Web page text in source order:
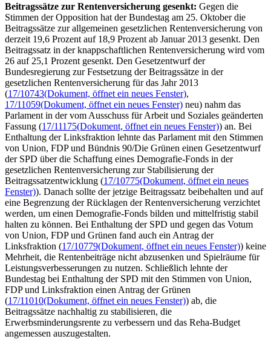
Beitragssätze zur Rentenversicherung gesenkt: Gegen die
Stimmen der Opposition hat der Bundestag am 25. Oktober die
Beitragssätze zur allgemeinen gesetzlichen Rentenversicherung von
derzeit 19,6 Prozent auf 18,9 Prozent ab Januar 2013 gesenkt. Den
Beitragssatz in der knappschaftlichen Rentenversicherung wird vom
26 auf 25,1 Prozent gesenkt. Den Gesetzentwurf der
Bundesregierung zur Festsetzung der Beitragssätze in der
gesetzlichen Rentenversicherung für das Jahr 2013
(17/10743(Dokument, öffnet ein neues Fenster),
17/11059(Dokument, öffnet ein neues Fenster) neu) nahm das
Parlament in der vom Ausschuss für Arbeit und Soziales geänderten
Fassung (17/11175(Dokument, öffnet ein neues Fenster)) an. Bei
Enthaltung der Linksfraktion lehnte das Parlament mit den Stimmen
von Union, FDP und Bündnis 90/Die Grünen einen Gesetzentwurf
der SPD über die Schaffung eines Demografie-Fonds in der
gesetzlichen Rentenversicherung zur Stabilisierung der
Beitragssatzentwicklung (17/10775(Dokument, öffnet ein neues
Fenster)). Danach sollte der jetzige Beitragssatz beibehalten und auf
eine Begrenzung der Rücklagen der Rentenversicherung verzichtet
werden, um einen Demografie-Fonds bilden und mittelfristig stabil
halten zu können. Bei Enthaltung der SPD und gegen das Votum
von Union, FDP und Grünen fand auch ein Antrag der
Linksfraktion (17/10779(Dokument, öffnet ein neues Fenster)) keine
Mehrheit, die Rentenbeiträge nicht abzusenken und Spielräume für
Leistungsverbesserungen zu nutzen. Schließlich lehnte der
Bundestag bei Enthaltung der SPD mit den Stimmen von Union,
FDP und Linksfraktion einen Antrag der Grünen
(17/11010(Dokument, öffnet ein neues Fenster)) ab, die
Beitragssätze nachhaltig zu stabilisieren, die
Erwerbsminderungsrente zu verbessern und das Reha-Budget
angemessen auszugestalten.